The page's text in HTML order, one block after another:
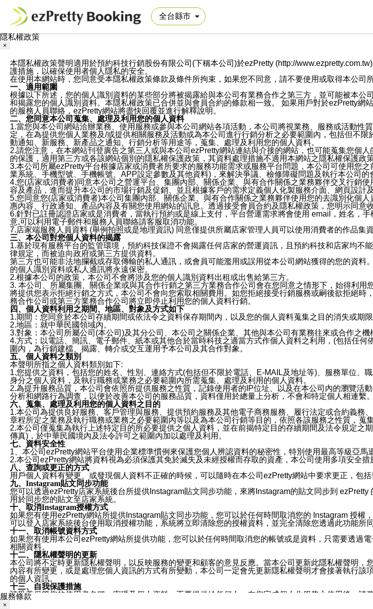
隱私權政策
×
本隱私權政策聲明適用於預約科技行銷股份有限公司(下稱本公司)於ezPretty (http://
護措施，以確保使用者個人隱私的安全。
在使用本網站時，您同意受本隱私權政策條款及條件所拘束，如果您不同意，請不要使用或取得本公司
一、適用範圍
根據以下所述，您的個人識別資料的某些部分將被揭露給與本公司有業務合作之第三方，並可能被本
和揭露您的個人識別資料。本隱私權政策已合併並與會員合約的條款相一致。 如果用戶對於ezPretty
的服務人員聯絡，ezPretty網站將盡快回覆並進行解釋說明。
二、您同意本公司蒐集、處理及利用您的個人資料
1.當您與本公司網站洽辦業務、使用服務或參與本公司網站各項活動，本公司將視業務、服務或活動性
定，在為提供您個人業務及/或提供相關服務及活動或為本公司進行行銷分析之必要範圍內，包括但不
動通知、新服務、新產品之通知、行銷分析等用途等，蒐集、處理及利用您的個人資料。
2.請您注意，在本網站刊登廣告之第三人或與本公司ezPretty網站連結與介接的網站，也可能蒐集您個
的保護，適用第三方或各該網站個別的隱私權保護政策，其資料處理措施不適用本網站之隱私權保護政
3.本公司所屬ezPretty平台根據店家或消費者所要求的服務功能需求或服務平台問題，本公司可使用您
業系統、手機型號、手機帳號、APP設定參數及其他資料)，來解決爭議、檢修障礙問題及執行本公司
4.您(店家或消費者)同意本公司之營運平台、集團內部、關係企業、與有合作關係之業務夥伴交叉行銷
容及產品，進而提升本公司的市場行銷及促銷、並且根據客戶的需求定義個人化製服務介面、網頁設計
5.您同意您(店家或消費者)本公司集團內部、關係企業、與有合作關係之業務夥伴使用您的去識別化個
惠內容、行政通知、產品內容及有關您使用網站的訊息。透過接受會員合約及隱私權政策，您明示同意
6.針對已註冊認證店家或是消費者，當執行預約或是線上支付，平台營運需求將會使用 email，姓名，
意,可以利用電子郵件和服務人員聯絡請客服取消功能。
7.店家端服務人員資料 (舉例拍照或是地理資訊) 同意僅提供所屬店家管理人員可以使用消費者的作品集
三、本公司對您個人資料的揭露
1.基於現有服務平台的監管環境，預約科技保證不會揭露任何店家的營運資訊，且預約科技和店家均
律規定，而被迫向政府或第三方提供資料。
第三方也可能非法地攔截或存取傳輸的私人通訊，或會員可能濫用或誤用從本公司網站獲得的您的資
的個人識別資料或私人通訊將永遠保密。
2.根據本公司的政策，本公司不會將涉及您的個人識別資料出租或出售給第三方。
3. 本公司、所屬集團、關係企業或與其合作行銷之第三方業務合作公司會在您同意之情形下，始得利
將提供您表示拒絕行銷之方式，本公司不會向您索取相關費用。如您拒絕接受行銷服務或嗣後欲拒絕
務合作公司或第三方業務合作公司將立即停止利用您的個人資料行銷。
四、個人資料利用之期間、地區、對象及方式如下
1.期間：您同意於本公司存續期間或依法令之資料保存期間內，以及您的個人資料蒐集之目的消失或期
2.地區：就中華民國領域內。
3.對象：本公司所屬公司(本公司)及其分公司、本公司之關係企業、其他與本公司有業務往來或合作之機
4.方式：以電話、簡訊、電子郵件、紙本或其他合於當時科技之適當方式作個人資料之利用，(包括任
圍內，為行銷建檔、揭露、轉介或交互運用予本公司及其合作對象。
五、個人資料之類別
本聲明所指之個人資料類別如下:
1.您提供之資料，包括您的姓名、性別、連絡方式(包括但不限於電話、E-MAIL及地址等)、服務單位
身分之個人資料，及執行職務或業務之必要範圍內所需蒐集、處理及利用的個人資料。
2.為提升服務品質，本公司會依照所提供服務之性質，記錄使用者的IP位址、以及在本公司內的瀏覽
分析和網路行為調查，以便於改善本公司的服務品質，資料僅用於總量上分析，不會和特定個人相連繫。
六、蒐集、處理及利用您的個人資料之目的
1.本公司為提供良好服務、客戶管理與服務、提供預約服務及其他電子商務服務、履行法定或合約義
章程所定之業務及執行職務或業務之必要範圍內等以及為本公司行銷等目的，依照各該服務之性質，蒐
2.本公司僅蒐集為執行上述特定目的所必要提供之個人資料，並在前揭特定目的存續期間及法令規定之
傳真)，於中華民國境內及法令許可之範圍內加以處理及利用。
七、資料安全性
1、本公司ezPretty網站平台使用企業標準慣例來保護您個人辨認資料的秘密性，特別使用最高等級亞
2.本公司ezPretty網站將資料視為必須保護其免於滅失及未經授權而存取的資產，本公司使用多項安全
八、查詢或更正的方式
用戶個人資料有變更、或發現個人資料不正確的時候，可以隨時在本公司ezPretty網站中要求更正，包括
九、Instagram貼文同步功能
您可以透過ezPretty店家系統後台所提供Instagram貼文同步功能，來將Instagram的貼文同步到
用於同步您的貼文至店家系統。
十、取消Instagram授權方式
如果您有使用ezPretty網站所提供Instagram貼文同步功能，您可以於任何時間取消您的 Instagram 授
可以登入店家系統後台使用取消授權功能，系統將立即清除您的授權資料，並完全清除您透過此功能所
十一、取消帳號資料方式
如果您有使用本公司ezPretty網站所提供功能，您可以於任何時間取消您的帳號或是資料，只需要透過
相關資料。
十二、隱私權聲明的更新
本公司將不定時更新隱私權聲明，以反映服務的變更和顧客的意見反應。當本公司更新此隱私權聲明
內容有所變更，或是處理您個人資訊的方式有所變動，本公司一定會先更新隱私權聲明才會接著執行
的個人資訊。
十三、自我保護措施
請妥善保管您的使用者名稱、密碼及個人資料，不要提供給任何人。在您完成個人化服務之使用後，
窗，以防止他人讀取您的個人資料、信件或進入所機關管理區。
服務條款
×